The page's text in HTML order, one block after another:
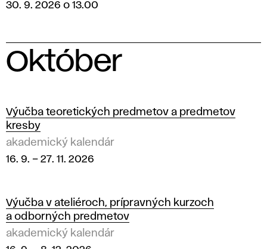
30. 9. 2026 o 13.00
Október
0
2
6
Výučba teoretických predmetov a predmetov
kresby
akademický kalendár
16. 9. – 27. 11. 2026
Výučba v ateliéroch, prípravných kurzoch
a odborných predmetov
akademický kalendár